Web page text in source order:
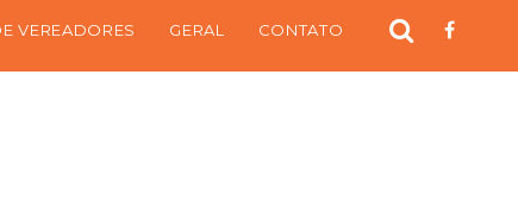
VEREADORES GERAL CONTATO